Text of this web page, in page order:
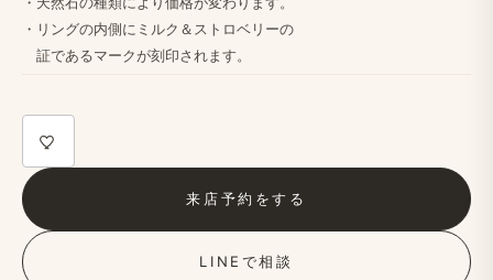
・リングの​内側に​ミルク＆ストロベリーの
証である​マークが​刻印されます。​
来店予約を​する
LINEで​相談